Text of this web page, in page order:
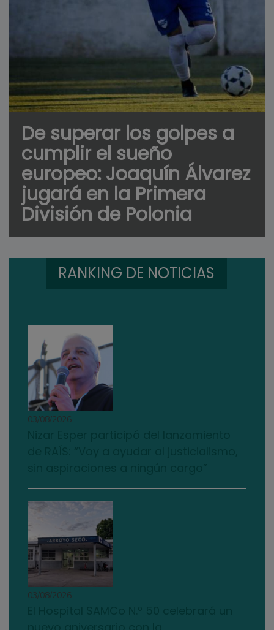
De superar los golpes a
cumplir el sueño
europeo: Joaquín Álvarez
jugará en la Primera
División de Polonia
RANKING DE NOTICIAS
03/08/2026
03/08/2026